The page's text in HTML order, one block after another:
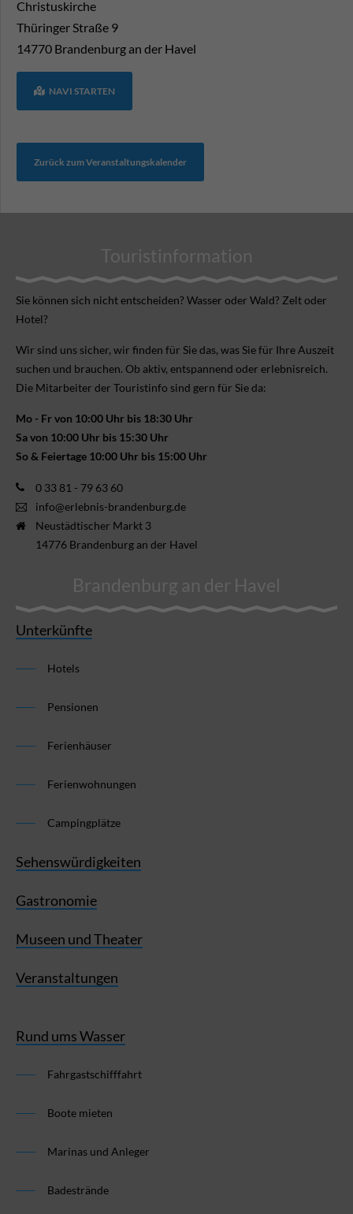
Christuskirche
Thüringer Straße 9
14770 Brandenburg an der Havel
NAVI STARTEN
Zurück zum Veranstaltungskalender
Touristinformation
Sie können sich nicht ent­scheiden? Wasser oder Wald? Zelt oder
Hotel?
Wir sind uns sicher, wir finden für Sie das, was Sie für Ihre Aus­zeit
suchen und brauchen. Ob aktiv, ent­spannend oder erlebnis­reich.
Die Mitarbeiter der Touristinfo sind gern für Sie da:
Mo - Fr von 10:00 Uhr bis 18:30 Uhr
Sa von 10:00 Uhr bis 15:30 Uhr
So & Feiertage 10:00 Uhr bis 15:00 Uhr
0 33 81 - 79 63 60
info@erlebnis-brandenburg.de
Neustädtischer Markt 3
14776 Brandenburg an der Havel
Brandenburg an der Havel
Unterkünfte
Hotels
Pensionen
Ferienhäuser
Ferienwohnungen
Campingplätze
Sehenswürdigkeiten
Gastronomie
Museen und Theater
Veranstaltungen
Rund ums Wasser
Fahrgastschifffahrt
Boote mieten
Marinas und Anleger
Badestrände